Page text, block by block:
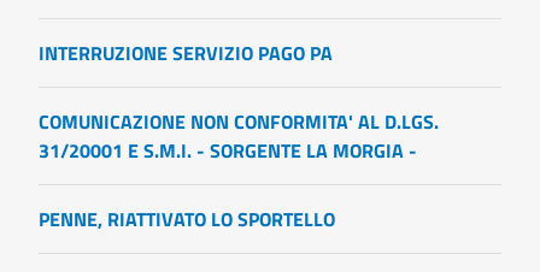
INTERRUZIONE SERVIZIO PAGO PA
COMUNICAZIONE NON CONFORMITA' AL D.LGS.
31/20001 E S.M.I. - SORGENTE LA MORGIA -
PENNE, RIATTIVATO LO SPORTELLO